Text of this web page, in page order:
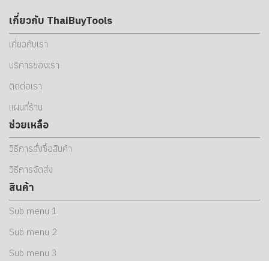
เกี่ยวกับ ThaiBuyTools
เกี่ยวกับเรา
บริการของเรา
ติดต่อเรา
แผนที่ร้าน
ช่วยเหลือ
วิธีการสั่งซื้อสินค้า
วิธีการจัดส่ง
สินค้า
Sub menu 1
Sub menu 2
Sub menu 3